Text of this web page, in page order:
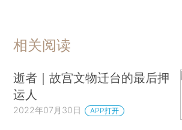
相关阅读
逝者｜故宫文物迁台的最后押
运人
2022年07月30日 APP打开